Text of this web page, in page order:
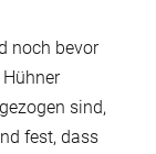
noch bevor
sind,
fest, dass